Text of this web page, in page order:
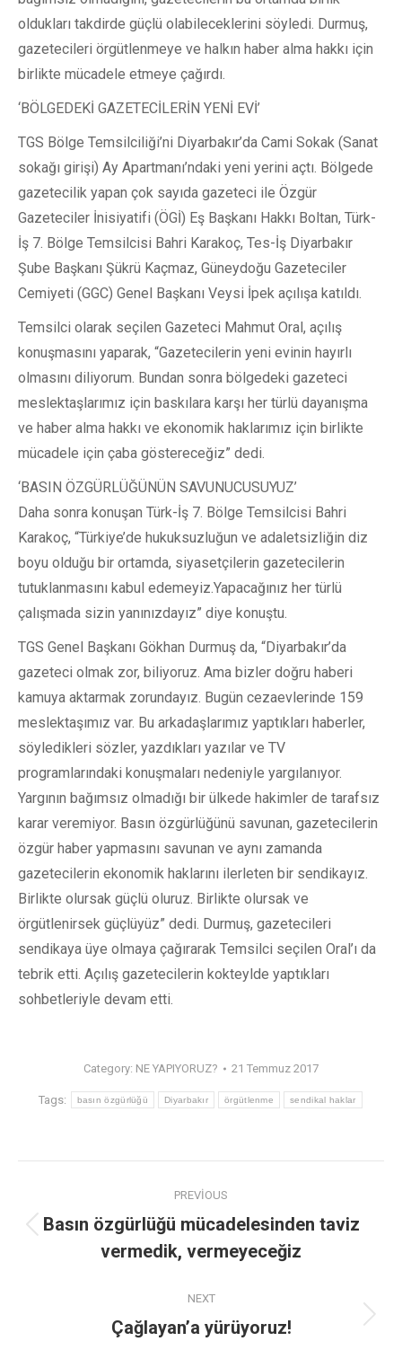
oldukları takdirde güçlü olabileceklerini söyledi. Durmuş,
gazetecileri örgütlenmeye ve halkın haber alma hakkı için
birlikte mücadele etmeye çağırdı.
‘BÖLGEDEKİ GAZETECİLERİN YENİ EVİ’
TGS Bölge Temsilciliği’ni Diyarbakır’da Cami Sokak (Sanat
sokağı girişi) Ay Apartmanı’ndaki yeni yerini açtı. Bölgede
gazetecilik yapan çok sayıda gazeteci ile Özgür
Gazeteciler İnisiyatifi (ÖGİ) Eş Başkanı Hakkı Boltan, Türk-
İş 7. Bölge Temsilcisi Bahri Karakoç, Tes-İş Diyarbakır
Şube Başkanı Şükrü Kaçmaz, Güneydoğu Gazeteciler
Cemiyeti (GGC) Genel Başkanı Veysi İpek açılışa katıldı.
Temsilci olarak seçilen Gazeteci Mahmut Oral, açılış
konuşmasını yaparak, “Gazetecilerin yeni evinin hayırlı
olmasını diliyorum. Bundan sonra bölgedeki gazeteci
meslektaşlarımız için baskılara karşı her türlü dayanışma
ve haber alma hakkı ve ekonomik haklarımız için birlikte
mücadele için çaba göstereceğiz” dedi.
‘BASIN ÖZGÜRLÜĞÜNÜN SAVUNUCUSUYUZ’
Daha sonra konuşan Türk-İş 7. Bölge Temsilcisi Bahri
Karakoç, “Türkiye’de hukuksuzluğun ve adaletsizliğin diz
boyu olduğu bir ortamda, siyasetçilerin gazetecilerin
tutuklanmasını kabul edemeyiz.Yapacağınız her türlü
çalışmada sizin yanınızdayız” diye konuştu.
TGS Genel Başkanı Gökhan Durmuş da, “Diyarbakır’da
gazeteci olmak zor, biliyoruz. Ama bizler doğru haberi
kamuya aktarmak zorundayız. Bugün cezaevlerinde 159
meslektaşımız var. Bu arkadaşlarımız yaptıkları haberler,
söyledikleri sözler, yazdıkları yazılar ve TV
programlarındaki konuşmaları nedeniyle yargılanıyor.
Yargının bağımsız olmadığı bir ülkede hakimler de tarafsız
karar veremiyor. Basın özgürlüğünü savunan, gazetecilerin
özgür haber yapmasını savunan ve aynı zamanda
gazetecilerin ekonomik haklarını ilerleten bir sendikayız.
Birlikte olursak güçlü oluruz. Birlikte olursak ve
örgütlenirsek güçlüyüz” dedi. Durmuş, gazetecileri
sendikaya üye olmaya çağırarak Temsilci seçilen Oral’ı da
tebrik etti. Açılış gazetecilerin kokteylde yaptıkları
sohbetleriyle devam etti.
Category: NE YAPIYORUZ? 21 Temmuz 2017
Tags: basın özgürlüğü Diyarbakır örgütlenme sendikal haklar
PREVIOUS
Basın özgürlüğü mücadelesinden taviz
vermedik, vermeyeceğiz
NEXT
Çağlayan’a yürüyoruz!